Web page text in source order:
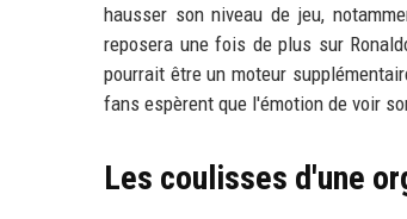
hausser son niveau de jeu,
reposera une fois de plus sur
pourrait être un moteur
fans espèrent que l'émotion de voir
Les coulisses d'une